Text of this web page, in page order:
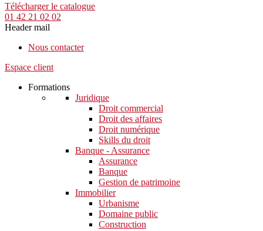
Télécharger le catalogue
01 42 21 02 02
Header mail
Nous contacter
Espace client
Formations
Juridique
Droit commercial
Droit des affaires
Droit numérique
Skills du droit
Banque - Assurance
Assurance
Banque
Gestion de patrimoine
Immobilier
Urbanisme
Domaine public
Construction